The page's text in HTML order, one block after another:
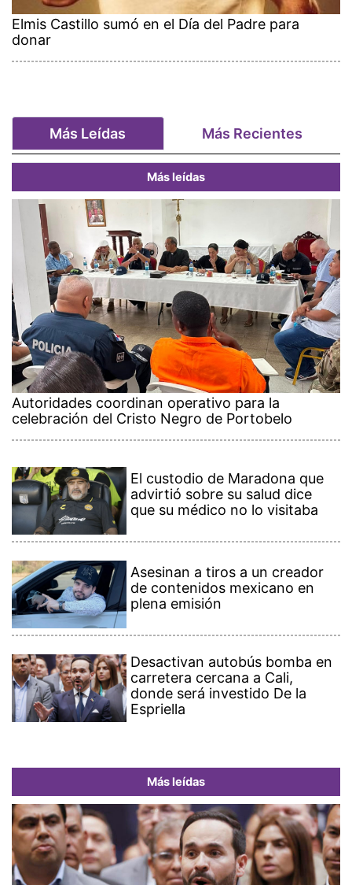
Elmis Castillo sumó en el Día del Padre para
donar
Más Leídas Más Recientes
Más leídas
Autoridades coordinan operativo para la
celebración del Cristo Negro de Portobelo
El custodio de Maradona que
advirtió sobre su salud dice
que su médico no lo visitaba
Asesinan a tiros a un creador
de contenidos mexicano en
plena emisión
Desactivan autobús bomba en
carretera cercana a Cali,
donde será investido De la
Espriella
Más leídas